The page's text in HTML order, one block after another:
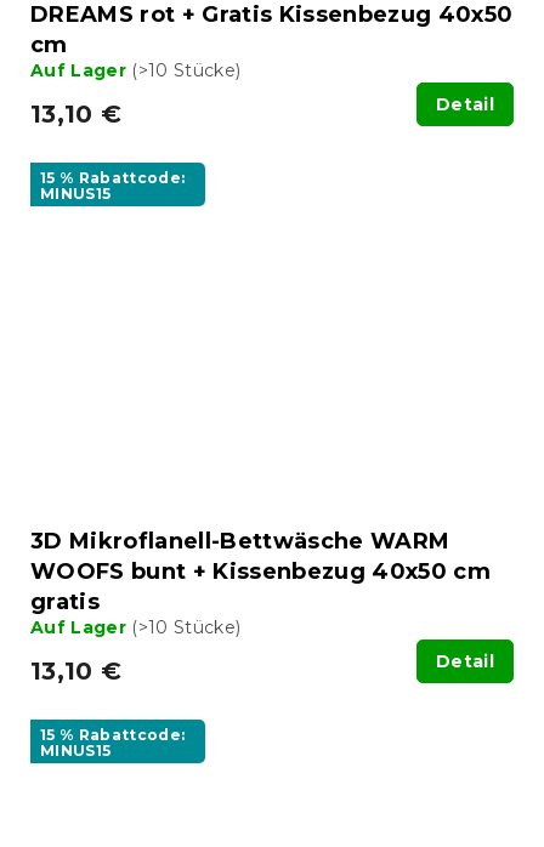
DREAMS rot + Gratis Kissenbezug 40x50
cm
Auf Lager (>10 Stücke)
13,10 € Detail
15 % Rabattcode:
MINUS15
3D Mikroflanell-Bettwäsche WARM
WOOFS bunt + Kissenbezug 40x50 cm
gratis
Auf Lager (>10 Stücke)
13,10 € Detail
15 % Rabattcode:
MINUS15